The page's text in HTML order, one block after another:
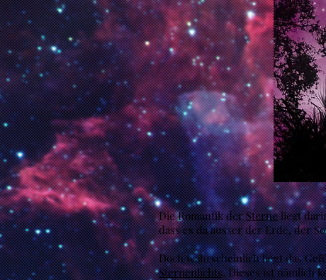
Die Romantik derSterneliegt
dass es da ausser der Erde, der
Doch wahrscheinlich liegt das
Sternenlichts. Dieses ist nämlich